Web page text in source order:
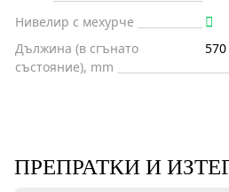
Нивелир с мехурче
Дължина (в сгънато
състояние), mm
570
ПРЕПРАТКИ И